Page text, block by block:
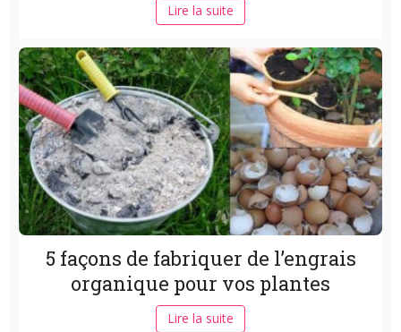
Lire la suite
5 façons de fabriquer de l’engrais
organique pour vos plantes
Lire la suite